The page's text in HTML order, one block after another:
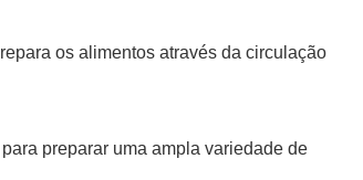
os alimentos através da circulação
preparar uma ampla variedade de